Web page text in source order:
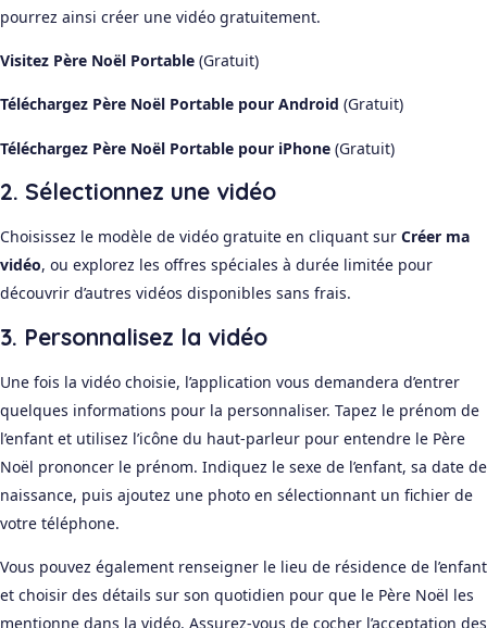
pourrez ainsi créer une vidéo gratuitement.
Visitez Père Noël Portable (Gratuit)
Téléchargez Père Noël Portable pour Android (Gratuit)
Téléchargez Père Noël Portable pour iPhone (Gratuit)
2. Sélectionnez une vidéo
Choisissez le modèle de vidéo gratuite en cliquant sur Créer ma
vidéo, ou explorez les offres spéciales à durée limitée pour
découvrir d’autres vidéos disponibles sans frais.
3. Personnalisez la vidéo
Une fois la vidéo choisie, l’application vous demandera d’entrer
quelques informations pour la personnaliser. Tapez le prénom de
l’enfant et utilisez l’icône du haut-parleur pour entendre le Père
Noël prononcer le prénom. Indiquez le sexe de l’enfant, sa date de
naissance, puis ajoutez une photo en sélectionnant un fichier de
votre téléphone.
Vous pouvez également renseigner le lieu de résidence de l’enfant
et choisir des détails sur son quotidien pour que le Père Noël les
mentionne dans la vidéo. Assurez-vous de cocher l’acceptation des